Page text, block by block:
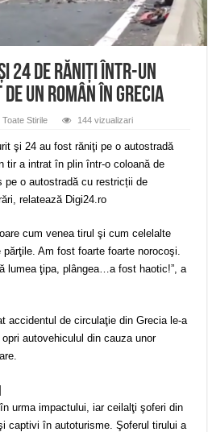
– 04.08.2026 – avarie – Calea
24 de răniţi într-un
un român în Grecia
,Toate Stirile 144 vizualizari
şi 24 au fost răniţi pe o autostradă
tir a intrat în plin într-o coloană de
pe o autostradă cu restricții de
relatează Digi24.ro
cum venea tirul şi cum celelalte
Am fost foarte foarte norocoşi.
lumea ţipa, plângea…a fost haotic!”, a
accidentul de circulaţie din Grecia le-a
autovehiculul din cauza unor
urma impactului, iar ceilalţi şoferi din
captivi în autoturisme. Şoferul tirului a